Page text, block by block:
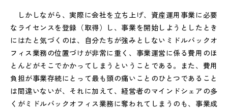
しかしながら、実際に会社を立ち上げ、資産運用事業に必要
なライセンスを登録（取得）し、事業を開始しようとしたとき
にはたと気づくのは、自分たちが強みとしないミドルバックオ
フィス業務の位置づけが非常に重く、事業運営に係る費用のほ
とんどがそこでかかってしまうということである。また、費用
負担が事業存続にとって最も頭の痛いことのひとつであること
は間違いないが、それに加えて、経営者のマインドシェアの多
くがミドルバックオフィス業務に奪われてしまうのも、事業成